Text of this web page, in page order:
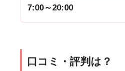
7:00～20:00
口コミ・評判は？